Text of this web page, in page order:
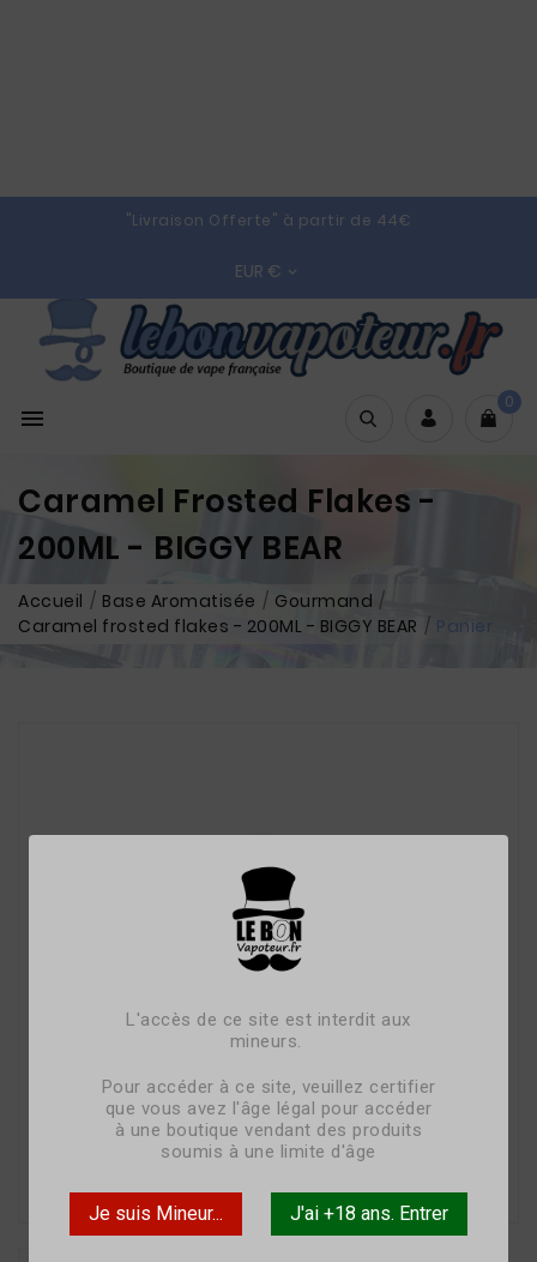
L'accès de ce site est interdit aux
mineurs.
Pour accéder à ce site, veuillez certifier
que vous avez l'âge légal pour accéder
à une boutique vendant des produits
soumis à une limite d'âge
Je suis Mineur... J'ai +18 ans. Entrer
"Livraison Offerte" à partir de 44€
EUR € 

0
Caramel Frosted Flakes -
200ML - BIGGY BEAR
Accueil Base Aromatisée
Gourmand
Caramel frosted flakes - 200ML - BIGGY BEAR
Panier